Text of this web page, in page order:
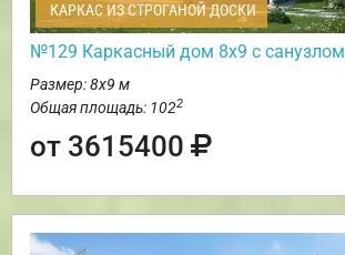
КАРКАС ИЗ СТРОГАНОЙ ДОСКИ
№129 Каркасный дом 8х9 с санузлом
Размер: 8х9 м
Общая площадь: 1022
от 3615400